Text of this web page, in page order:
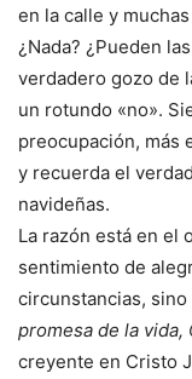
en la calle y
¿Nada? ¿Pueden
verdadero gozo de
un rotundo «no».
preocupación, más
y recuerda el
navideñas.
La razón está en el
sentimiento de
circunstancias,
promesa de la vida,
creyente en Cristo